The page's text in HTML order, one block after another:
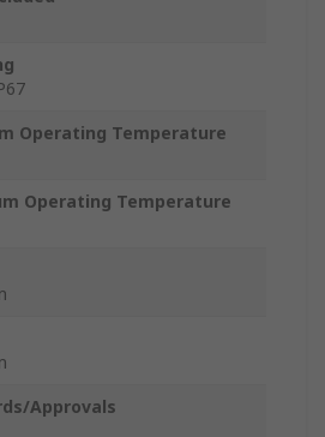
Operating Temperature
Operating Temperature
Approvals